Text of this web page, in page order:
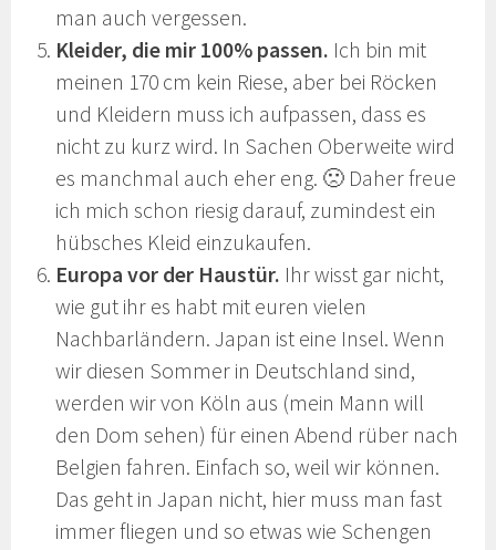
man auch vergessen.
Kleider, die mir 100% passen. Ich bin mit
meinen 170 cm kein Riese, aber bei Röcken
und Kleidern muss ich aufpassen, dass es
nicht zu kurz wird. In Sachen Oberweite wird
es manchmal auch eher eng. 🙁 Daher freue
ich mich schon riesig darauf, zumindest ein
hübsches Kleid einzukaufen.
Europa vor der Haustür. Ihr wisst gar nicht,
wie gut ihr es habt mit euren vielen
Nachbarländern. Japan ist eine Insel. Wenn
wir diesen Sommer in Deutschland sind,
werden wir von Köln aus (mein Mann will
den Dom sehen) für einen Abend rüber nach
Belgien fahren. Einfach so, weil wir können.
Das geht in Japan nicht, hier muss man fast
immer fliegen und so etwas wie Schengen